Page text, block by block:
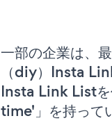
一部の企業は、
（diy）Insta
Insta Link Listを
time'」を持って